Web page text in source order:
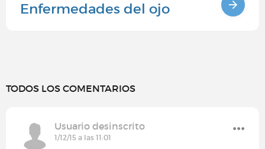
Enfermedades del ojo
TODOS LOS COMENTARIOS
Usuario desinscrito
1/12/15 a las 11:01